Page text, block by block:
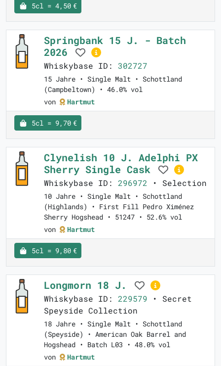
5cl = 4,50 €
Springbank 15 J. - Batch
2026
Whiskybase ID: 302727
15 Jahre • Single Malt • Schottland
(Campbeltown) • 46.0% vol
von
Hartmut
5cl = 9,70 €
Clynelish 10 J. Adelphi PX
Sherry Single Cask
Whiskybase ID: 296972 • Selection
10 Jahre • Single Malt • Schottland
(Highlands) • First Fill Pedro Ximénez
Sherry Hogshead • 51247 • 52.6% vol
von
Hartmut
5cl = 9,80 €
Longmorn 18 J.
Whiskybase ID: 229579 • Secret
Speyside Collection
18 Jahre • Single Malt • Schottland
(Speyside) • American Oak Barrel and
Hogshead • Batch L03 • 48.0% vol
von
Hartmut